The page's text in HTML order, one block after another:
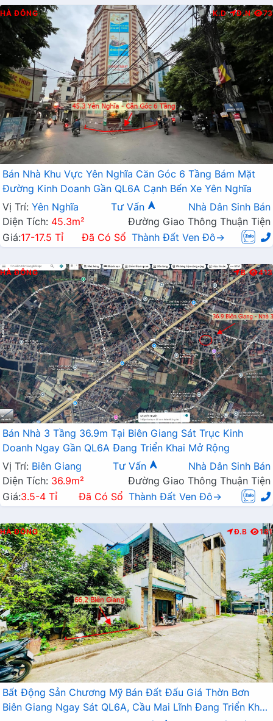
HÀ ĐÔNG K.D Đ.N 73
Bán Nhà Khu Vực Yên Nghĩa Căn Góc 6 Tầng Bám Mặt
Đường Kinh Doanh Gần QL6A Cạnh Bến Xe Yên Nghĩa
Vị Trí: Yên Nghĩa Tư Vấn
Nhà Dân Sinh Bán
Diện Tích: 45.3m²
Đường Giao Thông Thuận Tiện
Giá:17-17.5 Tỉ Đã Có Sổ Thành Đất Ven Đô→
HÀ ĐÔNG B 413
Bán Nhà 3 Tầng 36.9m Tại Biên Giang Sát Trục Kinh
Doanh Ngay Gần QL6A Đang Triển Khai Mở Rộng
Vị Trí: Biên Giang Tư Vấn
Nhà Dân Sinh Bán
Diện Tích: 36.9m²
Đường Giao Thông Thuận Tiện
Giá:3.5-4 Tỉ Đã Có Sổ Thành Đất Ven Đô→
HÀ ĐÔNG Đ.B 181
Bất Động Sản Chương Mỹ Bán Đất Đấu Giá Thờn Bơn
Biên Giang Ngay Sát QL6A, Cầu Mai Lĩnh Đang Triển Khai